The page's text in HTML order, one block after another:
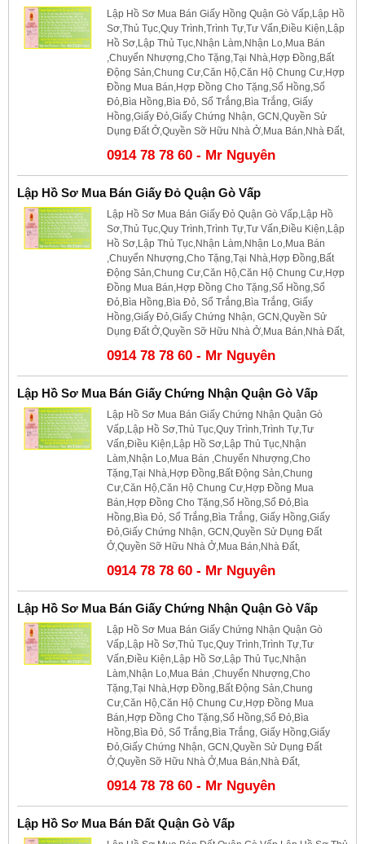
Lập Hồ Sơ Mua Bán Giấy Hồng Quận Gò Vấp,Lập Hồ
Sơ,Thủ Tục,Quy Trình,Trình Tự,Tư Vấn,Điều Kiện,Lập
Hồ Sơ,Lập Thủ Tục,Nhận Làm,Nhận Lo,Mua Bán
,Chuyển Nhượng,Cho Tặng,Tại Nhà,Hợp Đồng,Bất
Động Sản,Chung Cư,Căn Hộ,Căn Hộ Chung Cư,Hợp
Đồng Mua Bán,Hợp Đồng Cho Tặng,Sổ Hồng,Sổ
Đỏ,Bìa Hồng,Bìa Đỏ, Sổ Trắng,Bìa Trắng, Giấy
Hồng,Giấy Đỏ,Giấy Chứng Nhận, GCN,Quyền Sử
Dụng Đất Ở,Quyền Sỡ Hữu Nhà Ở,Mua Bán,Nhà Đất,
0914 78 78 60 - Mr Nguyên
Lập Hồ Sơ Mua Bán Giấy Đỏ Quận Gò Vấp
Lập Hồ Sơ Mua Bán Giấy Đỏ Quận Gò Vấp,Lập Hồ
Sơ,Thủ Tục,Quy Trình,Trình Tự,Tư Vấn,Điều Kiện,Lập
Hồ Sơ,Lập Thủ Tục,Nhận Làm,Nhận Lo,Mua Bán
,Chuyển Nhượng,Cho Tặng,Tại Nhà,Hợp Đồng,Bất
Động Sản,Chung Cư,Căn Hộ,Căn Hộ Chung Cư,Hợp
Đồng Mua Bán,Hợp Đồng Cho Tặng,Sổ Hồng,Sổ
Đỏ,Bìa Hồng,Bìa Đỏ, Sổ Trắng,Bìa Trắng, Giấy
Hồng,Giấy Đỏ,Giấy Chứng Nhận, GCN,Quyền Sử
Dụng Đất Ở,Quyền Sỡ Hữu Nhà Ở,Mua Bán,Nhà Đất,
0914 78 78 60 - Mr Nguyên
Lập Hồ Sơ Mua Bán Giấy Chứng Nhận Quận Gò Vấp
Lập Hồ Sơ Mua Bán Giấy Chứng Nhận Quận Gò
Vấp,Lập Hồ Sơ,Thủ Tục,Quy Trình,Trình Tự,Tư
Vấn,Điều Kiện,Lập Hồ Sơ,Lập Thủ Tục,Nhận
Làm,Nhận Lo,Mua Bán ,Chuyển Nhượng,Cho
Tặng,Tại Nhà,Hợp Đồng,Bất Động Sản,Chung
Cư,Căn Hộ,Căn Hộ Chung Cư,Hợp Đồng Mua
Bán,Hợp Đồng Cho Tặng,Sổ Hồng,Sổ Đỏ,Bìa
Hồng,Bìa Đỏ, Sổ Trắng,Bìa Trắng, Giấy Hồng,Giấy
Đỏ,Giấy Chứng Nhận, GCN,Quyền Sử Dụng Đất
Ở,Quyền Sỡ Hữu Nhà Ở,Mua Bán,Nhà Đất,
0914 78 78 60 - Mr Nguyên
Lập Hồ Sơ Mua Bán Giấy Chứng Nhận Quận Gò Vấp
Lập Hồ Sơ Mua Bán Giấy Chứng Nhận Quận Gò
Vấp,Lập Hồ Sơ,Thủ Tục,Quy Trình,Trình Tự,Tư
Vấn,Điều Kiện,Lập Hồ Sơ,Lập Thủ Tục,Nhận
Làm,Nhận Lo,Mua Bán ,Chuyển Nhượng,Cho
Tặng,Tại Nhà,Hợp Đồng,Bất Động Sản,Chung
Cư,Căn Hộ,Căn Hộ Chung Cư,Hợp Đồng Mua
Bán,Hợp Đồng Cho Tặng,Sổ Hồng,Sổ Đỏ,Bìa
Hồng,Bìa Đỏ, Sổ Trắng,Bìa Trắng, Giấy Hồng,Giấy
Đỏ,Giấy Chứng Nhận, GCN,Quyền Sử Dụng Đất
Ở,Quyền Sỡ Hữu Nhà Ở,Mua Bán,Nhà Đất,
0914 78 78 60 - Mr Nguyên
Lập Hồ Sơ Mua Bán Đất Quận Gò Vấp